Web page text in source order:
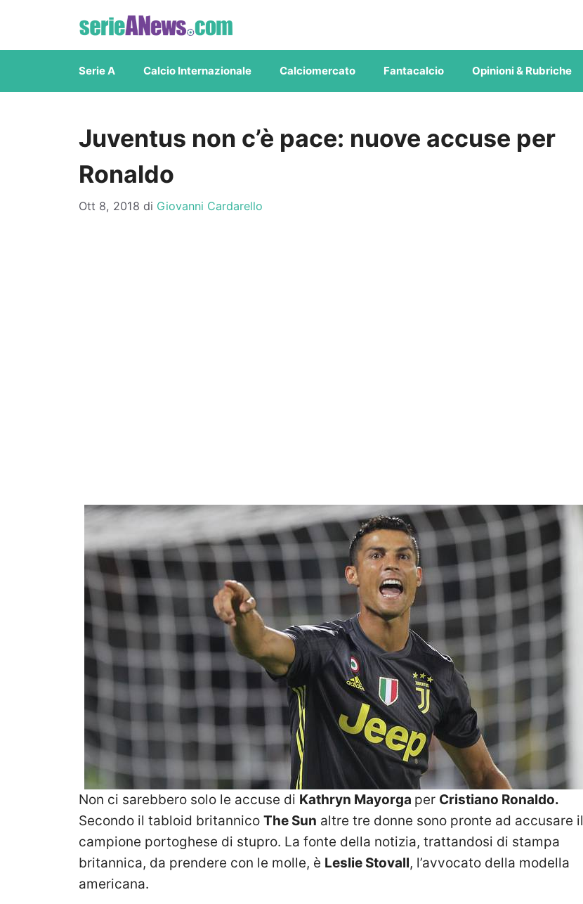
contenuto
Serie A Calcio Internazionale Calciomercato Fantacalcio Opinioni & Rubriche
Juventus non c’è pace: nuove accuse per
Ronaldo
Ott 8, 2018 di Giovanni Cardarello
Non ci sarebbero solo le accuse di Kathryn Mayorga per Cristiano Ronaldo.
Secondo il tabloid britannico The Sun altre tre donne sono pronte ad accusare il
campione portoghese di stupro. La fonte della notizia, trattandosi di stampa
britannica, da prendere con le molle, è Leslie Stovall, l’avvocato della modella
americana.